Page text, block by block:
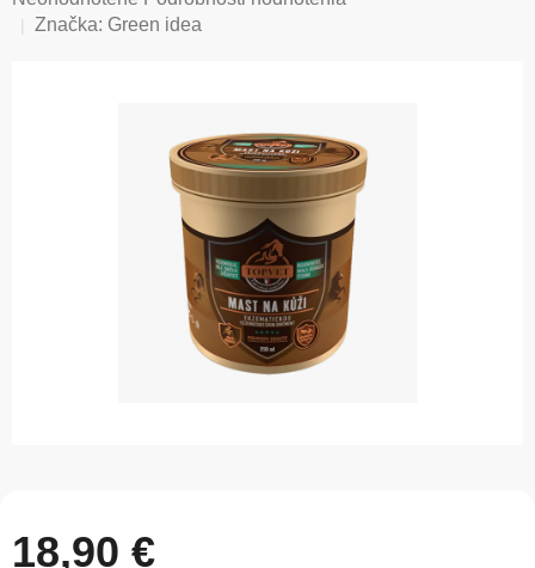
hodnotenie
Značka: Green idea
18,90 €